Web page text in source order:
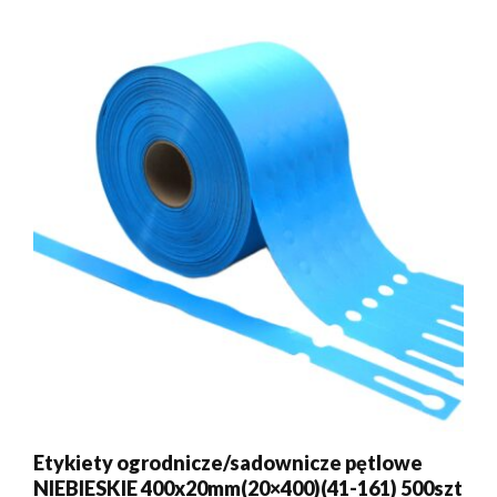
Etykiety ogrodnicze/sadownicze pętlowe
NIEBIESKIE 400x20mm(20×400)(41-161) 500szt